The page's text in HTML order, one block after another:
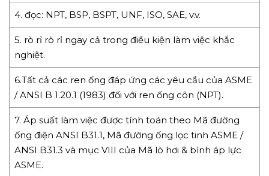
4. đọc: NPT, BSP, BSPT, UNF, ISO, SAE, v.v.
5. rò rỉ rò rỉ ngay cả trong điều kiện làm việc khắc
nghiệt.
6.Tất cả các ren ống đáp ứng các yêu cầu của ASME
/ ANSI B 1.20.1 (1983) đối với ren ống côn (NPT).
7. Áp suất làm việc được tính toán theo Mã đường
ống điện ANSI B31.1, Mã đường ống lọc tinh ASME /
ANSI B31.3 và mục VIII của Mã lò hơi & bình áp lực
ASME.